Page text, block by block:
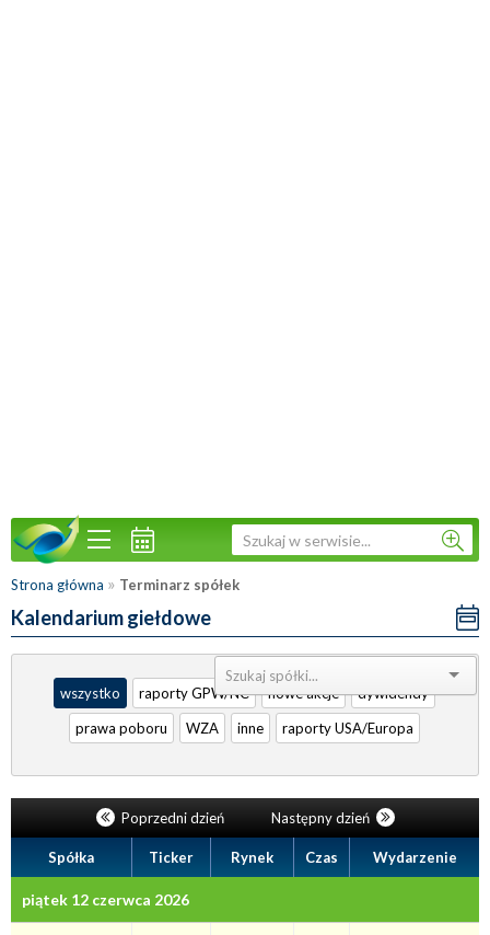
Strona główna » Terminarz spółek
Kalendarium giełdowe
Sortuj:
wszystko
raporty GPW/NC nowe akcje
dywidendy
prawa poboru
WZA inne raporty USA/Europa
Poprzedni dzień Następny dzień
Spółka Ticker Rynek Czas Wydarzenie
piątek 12 czerwca 2026